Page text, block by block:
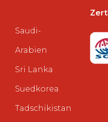
Saudi-
Arabien
Sri Lanka
Suedkorea
Tadschikistan